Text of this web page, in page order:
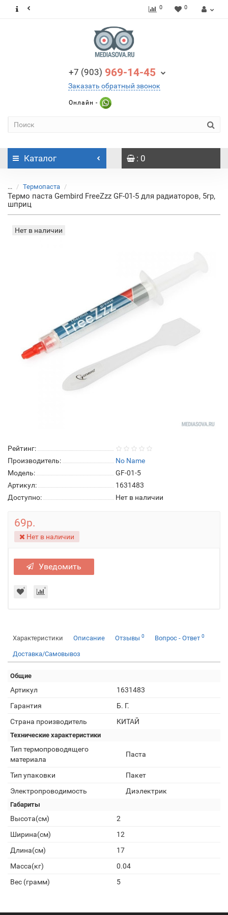
0 0
+7 (903) 969-14-45
Заказать обратный звонок
Онлайн -
Каталог : 0
... Термопаста
Термо паста Gembird FreeZzz GF-01-5 для радиаторов, 5гр,
шприц
Нет в наличии
Рейтинг:
Производитель:
No Name
Модель:
GF-01-5
Артикул:
1631483
Доступно:
Нет в наличии
69р.
Нет в наличии
Уведомить
Характеристики Описание Отзывы 0 Вопрос - Ответ 0
Доставка/Самовывоз
Общие
Артикул
1631483
Гарантия
Б. Г.
Страна производитель
КИТАЙ
Технические характеристики
Тип термопроводящего
материала
Паста
Тип упаковки
Пакет
Электропроводимость
Диэлектрик
Габариты
Высота(см)
2
Ширина(см)
12
Длина(см)
17
Масса(кг)
0.04
Вес (грамм)
5